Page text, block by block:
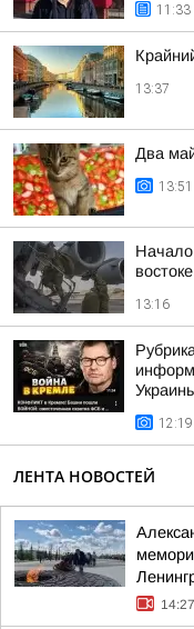
11:33
13:37
Два
13:51
востоке
13:16
12:19
ЛЕНТА НОВОСТЕЙ
14:27